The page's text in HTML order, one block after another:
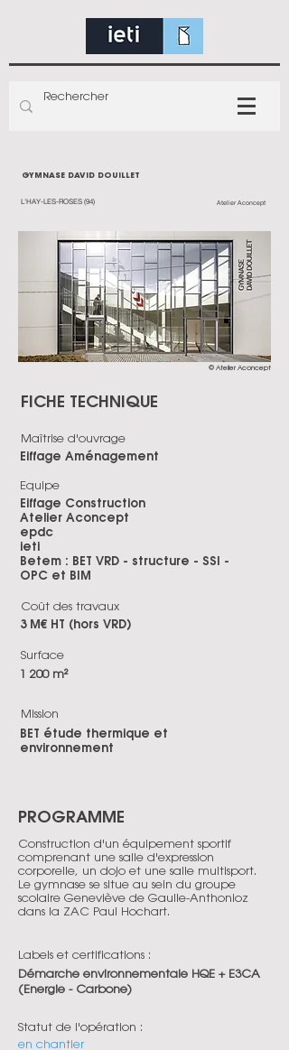
GYMNASE DAVID DOUILLET
L'HAY-LES-ROSES (94) Atelier Aconcept
© Atelier Aconcept
FICHE TECHNIQUE
Maîtrise d'ouvrage
Eiffage Aménagement
Equipe
Eiffage Construction
Atelier Aconcept
epdc
ieti
Betem : BET VRD - structure - SSI -
OPC et BIM
Coût des travaux
3 M€ HT (hors VRD)
Surface
1 200 m²
Mission
BET étude thermique et
environnement
PROGRAMME
Construction d'un équipement sportif
comprenant une salle d'expression
corporelle, un dojo et une salle multisport.
Le gymnase se situe au sein du groupe
scolaire Geneviève de Gaulle-Anthonioz
dans la ZAC Paul Hochart.
Labels et certifications :
Démarche environnementale HQE + E3CA
(Energie - Carbone)
Statut de l'opération :
en chantier